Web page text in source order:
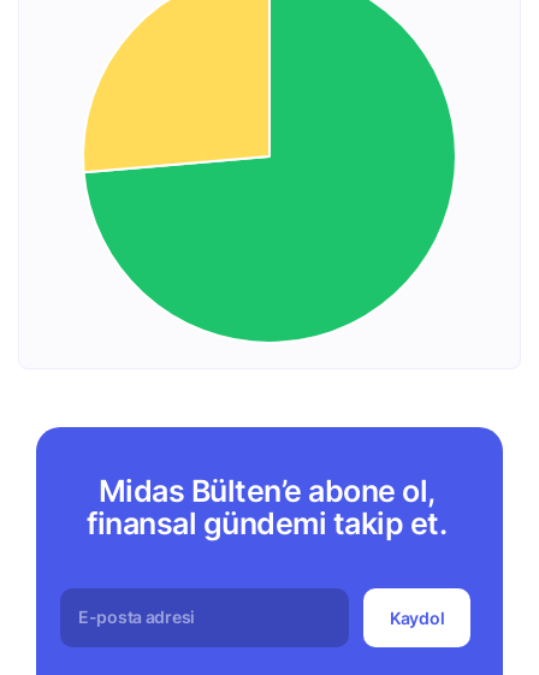
Midas Bülten’e abone ol,
finansal gündemi takip et.
Kaydol